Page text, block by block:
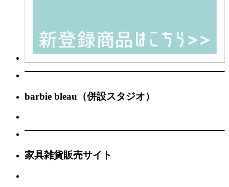
barbie bleau（併設スタジオ）
家具雑貨販売サイト